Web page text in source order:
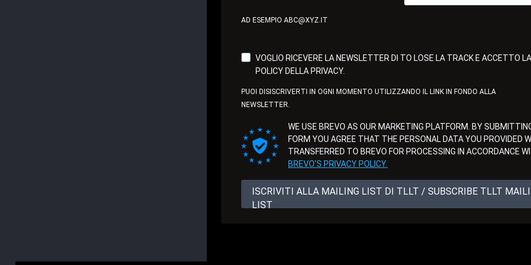
AD ESEMPIO ABC@XYZ.IT
VOGLIO RICEVERE LA NEWSLETTER DI TO LOSE LA TRACK E ACCETTO LA
POLICY DELLA PRIVACY.
PUOI DISISCRIVERTI IN OGNI MOMENTO UTILIZZANDO IL LINK IN FONDO ALLA
NEWSLETTER.
WE USE BREVO AS OUR MARKETING PLATFORM. BY
FORM YOU AGREE THAT THE PERSONAL DATA YOU PROVIDED
TRANSFERRED TO BREVO FOR PROCESSING IN ACCORDANCE
BREVO'S PRIVACY POLICY.
ISCRIVITI ALLA MAILING LIST DI TLLT / SUBSCRIBE TLLT
LIST